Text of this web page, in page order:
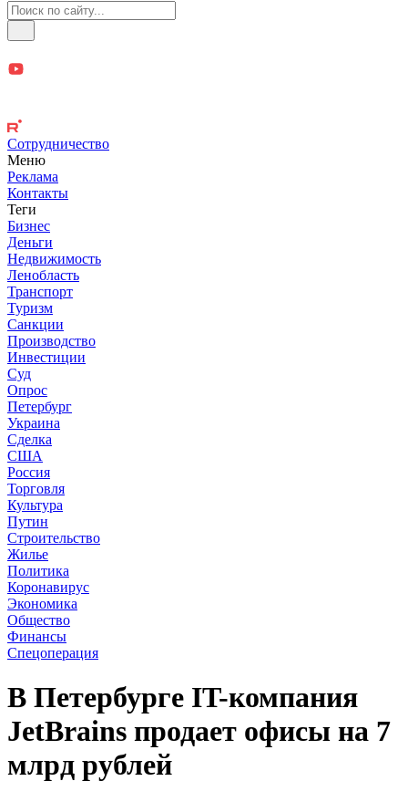
Сотрудничество
Меню
Реклама
Контакты
Теги
Бизнес
Деньги
Недвижимость
Ленобласть
Транспорт
Туризм
Санкции
Производство
Инвестиции
Суд
Опрос
Петербург
Украина
Сделка
США
Россия
Торговля
Культура
Путин
Строительство
Жилье
Политика
Коронавирус
Экономика
Общество
Финансы
Спецоперация
В Петербурге IT-компания
JetBrains продает офисы на 7
млрд рублей